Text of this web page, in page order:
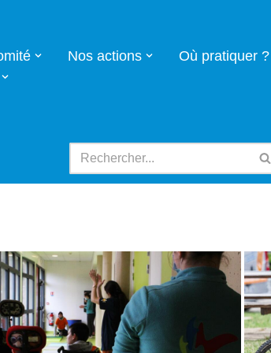
Nos actions Où pratiquer ?